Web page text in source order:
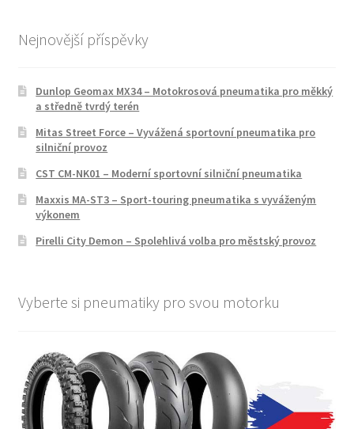
Nejnovější příspěvky
Dunlop Geomax MX34 – Motokrosová pneumatika pro měkký
a středně tvrdý terén
Mitas Street Force – Vyvážená sportovní pneumatika pro
silniční provoz
CST CM-NK01 – Moderní sportovní silniční pneumatika
Maxxis MA-ST3 – Sport-touring pneumatika s vyváženým
výkonem
Pirelli City Demon – Spolehlivá volba pro městský provoz
Vyberte si pneumatiky pro svou motorku